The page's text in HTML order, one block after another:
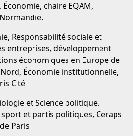
Économie, chaire EQAM,
Responsabilité sociale et
entreprises, développement
économiques en Europe de
Économie institutionnelle,
Cité
et Science politique,
et partis politiques, Ceraps
Paris